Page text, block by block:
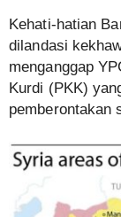
Kehati-hatian
dilandasi
menganggap
Kurdi (PKK)
pemberontakan